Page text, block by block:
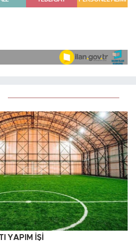
YAPIM İŞİ